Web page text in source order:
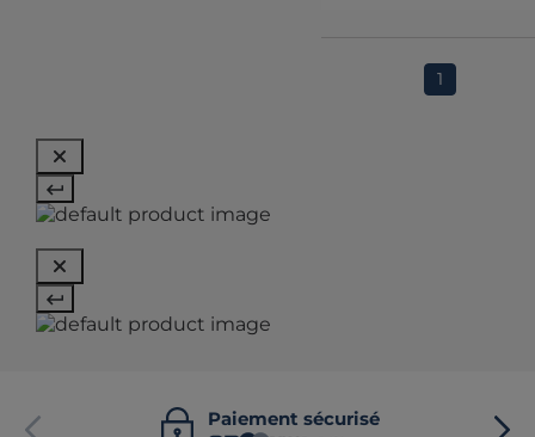
1
Paiement sécurisé